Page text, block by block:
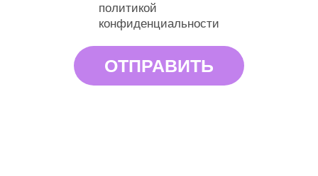
политикой
конфиденциальности